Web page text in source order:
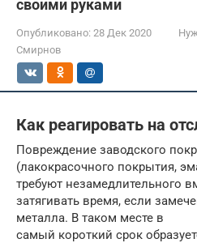
своими руками
Опубликовано: 28 Дек 2020
Смирнов
Как реагировать на
Повреждение заводского
(лакокрасочного покрытия,
требуют незамедлительного
затягивать время, если
металла. В таком месте в
самый короткий срок